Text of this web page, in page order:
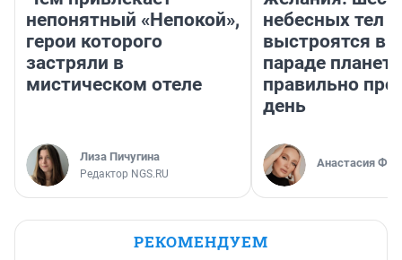
непонятный «Непокой»,
герои которого
застряли в
мистическом отеле
Лиза Пичугина
Редактор NGS.RU
небесных тел
выстроятся в
параде планет
правильно
день
Анастасия
РЕКОМЕНДУЕМ